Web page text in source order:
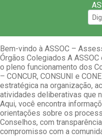
Bem-vindo à ASSOC –
Órgãos Colegiados A
o pleno funcionamento dos
– CONCUR, CONSUNI e
estratégica na organização,
atividades deliberativas que
Aqui, você encontra
orientações sobre os
Conselhos, com
compromisso com a